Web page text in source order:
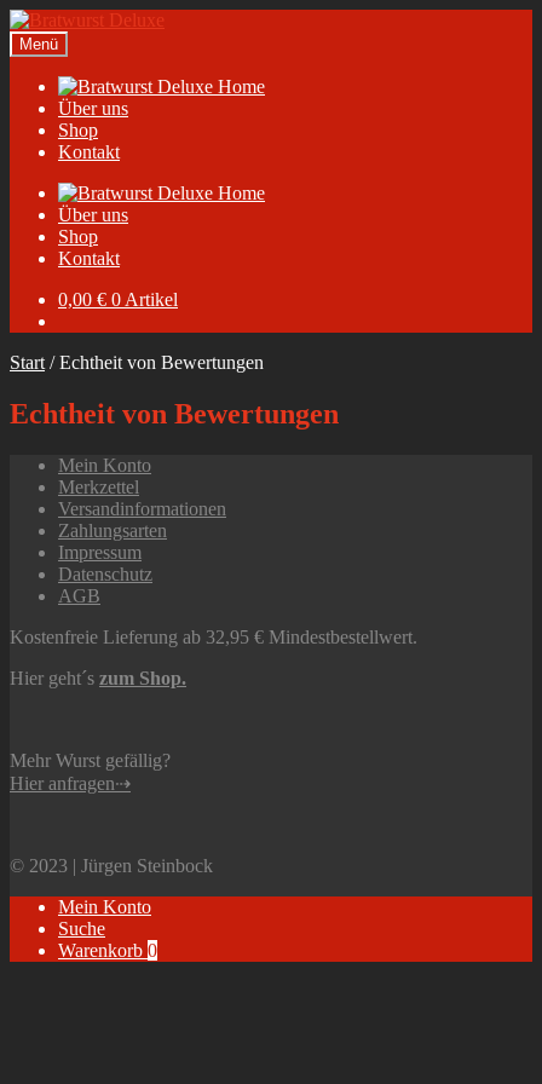
Zur
Navigation
springen
Zum
Inhalt
springen
Menü
Home
Über uns
Shop
Kontakt
Home
Über uns
Shop
Kontakt
0,00 € 0 Artikel
Start /Echtheit von Bewertungen
Echtheit von Bewertungen
Mein Konto
Merkzettel
Versandinformationen
Zahlungsarten
Impressum
Datenschutz
AGB
Kostenfreie Lieferung ab 32,95 € Mindestbestellwert.
Hier geht´s zum Shop.
Mehr Wurst gefällig?
Hier anfragen⇢
© 2023 | Jürgen Steinbock
Mein Konto
Suche
Warenkorb 0